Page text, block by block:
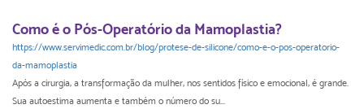
Como é o Pós-Operatório da Mamoplastia?
https://www.servimedic.com.br/blog/protese-de-silicone/como-e-o-pos-operatorio-
da-mamoplastia
Após a cirurgia, a transformação da mulher, nos sentidos físico e emocional, é grande.
Sua autoestima aumenta e também o número do su...